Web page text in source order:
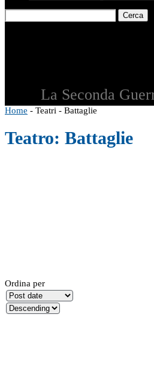
Cerca
La Seconda
Home - Teatri - Battaglie
Teatro: Battaglie
Ordina per